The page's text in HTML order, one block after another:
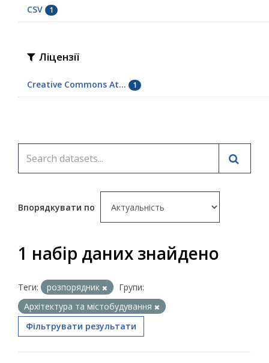
CSV 1
Ліцензії
Creative Commons At... 1
Впорядкувати по
1 набір даних знайдено
Теги: розпорядник
Групи:
Архітектура та містобудування
Фільтрувати результати